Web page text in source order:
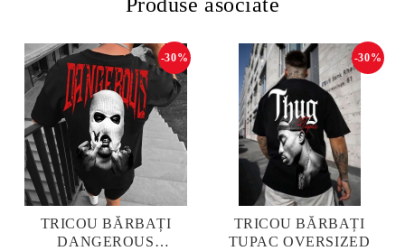
TRICOU BĂRBAȚI
DANGEROUS
-30%
TRICOU BĂRBAȚI
TUPAC OVERSIZED
-30%